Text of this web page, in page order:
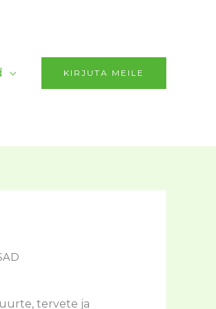
KIRJUTA MEILE
tervete ja